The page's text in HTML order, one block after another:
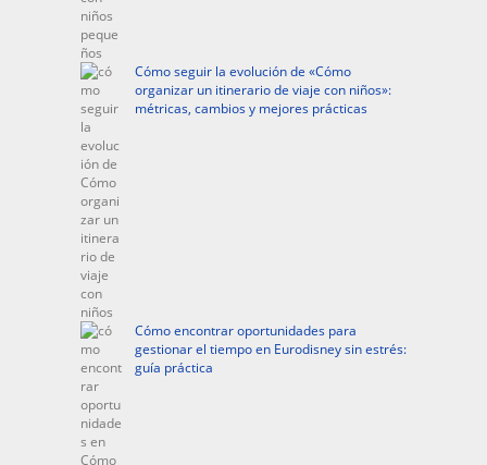
Cómo seguir la evolución de «Cómo
organizar un itinerario de viaje con niños»:
métricas, cambios y mejores prácticas
Cómo encontrar oportunidades para
gestionar el tiempo en Eurodisney sin estrés:
guía práctica